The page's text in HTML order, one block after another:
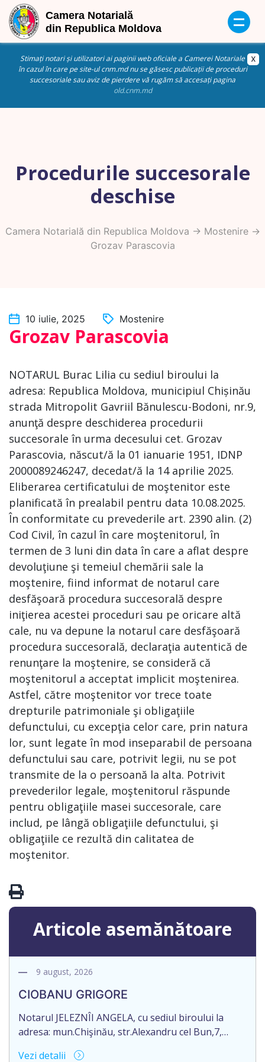
Stimați notari și utilizatori ai paginii web oficiale a Camerei Notariale
în cazul în care pe site-ul cnm.md nu se găsesc publicații de proceduri
succesoriale sau aviz de pierdere vă rugăm să accesați pagina
old.cnm.md
Procedurile succesorale
deschise
Camera Notarială din Republica Moldova -> Mostenire->
Grozav Parascovia
10 iulie, 2025 Mostenire
Grozav Parascovia
NOTARUL Burac Lilia cu sediul biroului la
adresa: Republica Moldova, municipiul Chișinău
strada Mitropolit Gavriil Bănulescu-Bodoni, nr.9,
anunţă despre deschiderea procedurii
succesorale în urma decesului cet. Grozav
Parascovia, născut/ă la 01 ianuarie 1951, IDNP
2000089246247, decedat/ă la 14 aprilie 2025.
Eliberarea certificatului de moştenitor este
planificată în prealabil pentru data 10.08.2025.
În conformitate cu prevederile art. 2390 alin. (2)
Cod Civil, în cazul în care moştenitorul, în
termen de 3 luni din data în care a aflat despre
devoluţiune şi temeiul chemării sale la
moştenire, fiind informat de notarul care
desfăşoară procedura succesorală despre
iniţierea acestei proceduri sau pe oricare altă
cale, nu va depune la notarul care desfăşoară
procedura succesorală, declaraţia autentică de
renunţare la moştenire, se consideră că
moştenitorul a acceptat implicit moştenirea.
Astfel, către moştenitor vor trece toate
drepturile patrimoniale şi obligaţiile
defunctului, cu excepţia celor care, prin natura
lor, sunt legate în mod inseparabil de persoana
defunctului sau care, potrivit legii, nu se pot
transmite de la o persoană la alta. Potrivit
prevederilor legale, moştenitorul răspunde
pentru obligaţiile masei succesorale, care
includ, pe lângă obligaţiile defunctului, şi
obligaţiile ce rezultă din calitatea de
moştenitor.
Articole asemănătoare
9 august, 2026
CIOBANU GRIGORE
Notarul JELEZNÎI ANGELA, cu sediul biroului la
adresa: mun.Chişinău, str.Alexandru cel Bun,7,
Vezi detalii